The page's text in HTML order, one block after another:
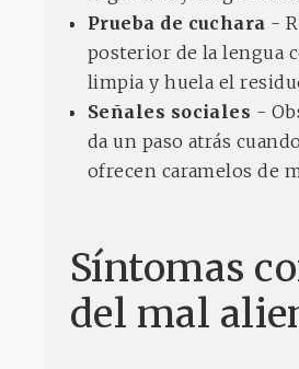
Prueba de cuchara -
posterior de la lengua
limpia y huela el
Señales sociales -
da un paso atrás
ofrecen caramelos de
Síntomas
del mal